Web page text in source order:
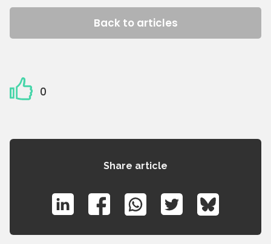
Back to articles
0
Share article